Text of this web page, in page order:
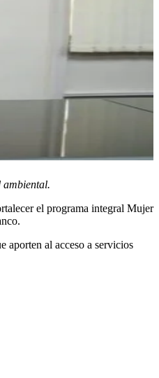
ambiental.
el programa integral Mujer
aporten al acceso a servicios